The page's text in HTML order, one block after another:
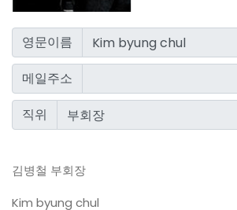
영문이름
메일주소
직위
김병철 부회장
Kim byung chul